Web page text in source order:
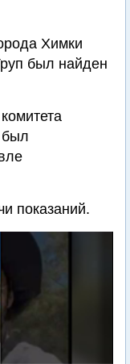
Химки
был найден
был
показаний.